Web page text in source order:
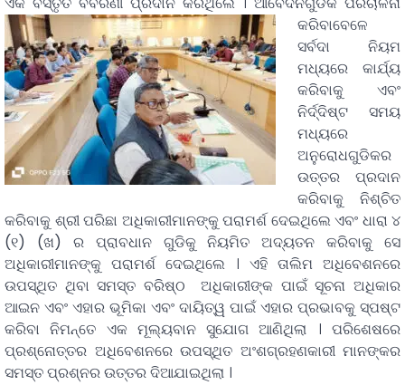
କରିବାବେଳେ
ସର୍ବଦା ନିୟମ
ମଧ୍ୟରେ କାର୍ଯ୍ୟ
କରିବାକୁ ଏବଂ
ନିର୍ଦ୍ଦିଷ୍ଟ ସମୟ
ମଧ୍ୟରେ
ଅନୁରୋଧଗୁଡିକର
ଉତ୍ତର ପ୍ରଦାନ
କରିବାକୁ ନିଶ୍ଚିତ
କରିବାକୁ ଶ୍ରୀ ପରିଛା ଅଧିକାରୀମାନଙ୍କୁ ପରାମର୍ଶ ଦେଇଥିଲେ ଏବଂ ଧାରା ୪
(୧) (ଖ) ର ପ୍ରାବଧାନ ଗୁଡିକୁ ନିୟମିତ ଅଦ୍ୟତନ କରିବାକୁ ସେ
ଅଧିକାରୀମାନଙ୍କୁ ପରାମର୍ଶ ଦେଇଥିଲେ । ଏହି ତାଲିମ ଅଧିବେଶନରେ
ଉପସ୍ଥିତ ଥିବା ସମସ୍ତ ବରିଷ୍ଠ ଅଧିକାରୀଙ୍କ ପାଇଁ ସୂଚନା ଅଧିକାର
ଆଇନ ଏବଂ ଏହାର ଭୂମିକା ଏବଂ ଦାୟିତ୍ୱ ପାଇଁ ଏହାର ପ୍ରଭାବକୁ ସ୍ପଷ୍ଟ
କରିବା ନିମନ୍ତେ ଏକ ମୂଲ୍ୟବାନ ସୁଯୋଗ ଆଣିଥିଲା । ପରିଶେଷରେ
ପ୍ରଶ୍ନୋତ୍ତର ଅଧିବେଶନରେ ଉପସ୍ଥିତ ଅଂଶଗ୍ରହଣକାରୀ ମାନଙ୍କର
ସମସ୍ତ ପ୍ରଶ୍ନର ଉତ୍ତର ଦିଆଯାଇଥିଲା ।